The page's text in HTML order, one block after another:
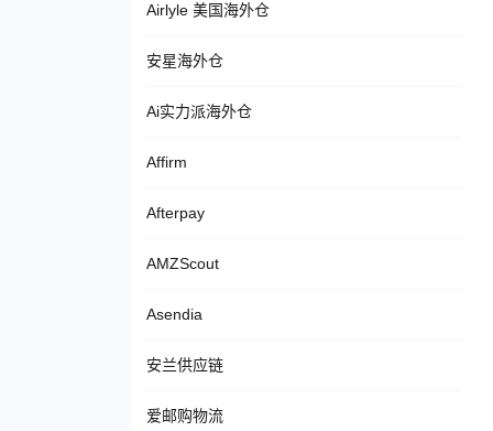
Airlyle 美国海外仓
安星海外仓
Ai实力派海外仓
Affirm
Afterpay
AMZScout
Asendia
安兰供应链
爱邮购物流